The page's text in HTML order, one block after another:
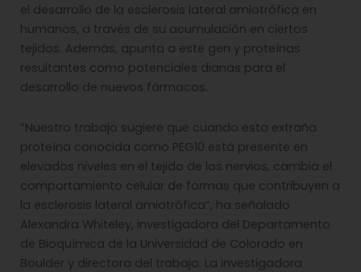
el desarrollo de la esclerosis lateral amiotrófica en
humanos, a través de su acumulación en ciertos
tejidos. Además, apunta a este gen y proteínas
resultantes como potenciales dianas para el
desarrollo de nuevos fármacos.
“Nuestro trabajo sugiere que cuando esta extraña
proteína conocida como PEG10 está presente en
elevados niveles en el tejido de los nervios, cambia el
comportamiento celular de formas que contribuyen a
la esclerosis lateral amiotrófica”, ha señalado
Alexandra Whiteley, investigadora del Departamento
de Bioquímica de la Universidad de Colorado en
Boulder y directora del trabajo. La investigadora